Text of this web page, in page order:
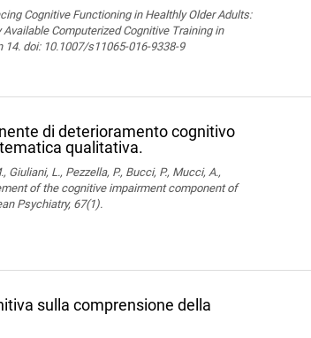
Cognitive Functioning in Healthly Older Adults:
Computerized Cognitive Training in
doi: 10.1007/s11065-016-9338-9
di deterioramento cognitivo
qualitativa.
Giuliani, L., Pezzella, P., Bucci, P., Mucci, A.,
of the cognitive impairment component of
Psychiatry, 67(1).
sulla comprensione della